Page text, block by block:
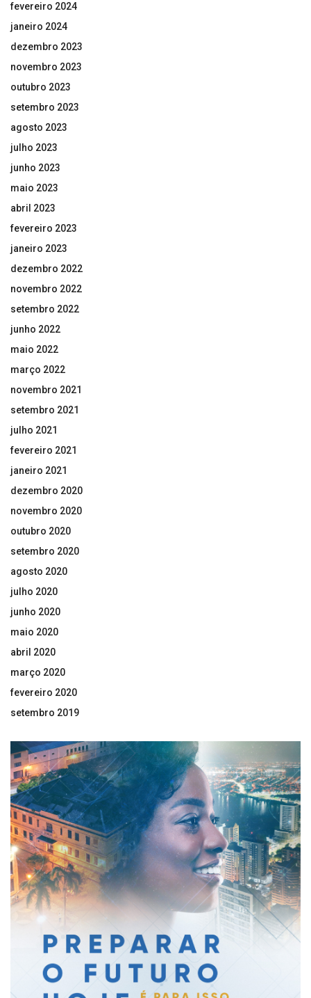
fevereiro 2024
janeiro 2024
dezembro 2023
novembro 2023
outubro 2023
setembro 2023
agosto 2023
julho 2023
junho 2023
maio 2023
abril 2023
fevereiro 2023
janeiro 2023
dezembro 2022
novembro 2022
setembro 2022
junho 2022
maio 2022
março 2022
novembro 2021
setembro 2021
julho 2021
fevereiro 2021
janeiro 2021
dezembro 2020
novembro 2020
outubro 2020
setembro 2020
agosto 2020
julho 2020
junho 2020
maio 2020
abril 2020
março 2020
fevereiro 2020
setembro 2019